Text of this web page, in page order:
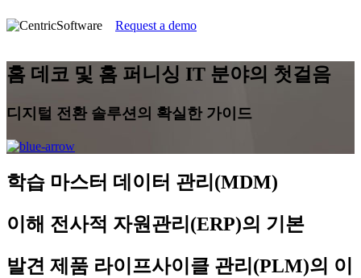
Request a demo
홈 데코 및 홈 퍼니싱 IT 분야의 첫걸음
디지털 전환 솔루션의 확실한 가이드
학습 마스터 데이터 관리(MDM)
이해 전사적 자원관리(ERP)의 기본
발견 제품 라이프사이클 관리(PLM)의 이